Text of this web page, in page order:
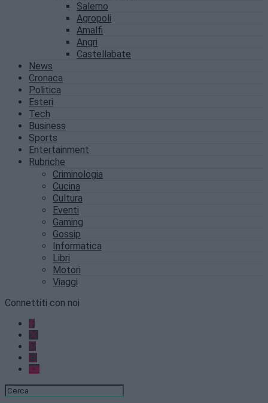
Salerno
Agropoli
Amalfi
Angri
Castellabate
News
Cronaca
Politica
Esteri
Tech
Business
Sports
Entertainment
Rubriche
Criminologia
Cucina
Cultura
Eventi
Gaming
Gossip
Informatica
Libri
Motori
Viaggi
Connettiti con noi